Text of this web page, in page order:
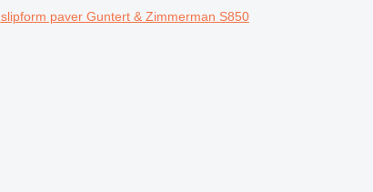
slipform paver Guntert & Zimmerman S850